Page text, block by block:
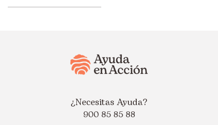
¿Necesitas Ayuda?
900 85 85 88